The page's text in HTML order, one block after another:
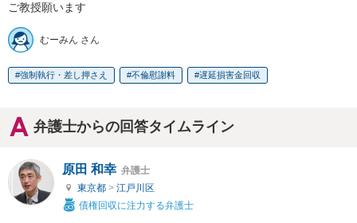
ご教授願います
むーみん さん
強制執行・差し押さえ 不倫慰謝料 遅延損害金回収
弁護士からの回答タイムライン
原田 和幸 弁護士
東京都 > 江戸川区
債権回収に注力する弁護士